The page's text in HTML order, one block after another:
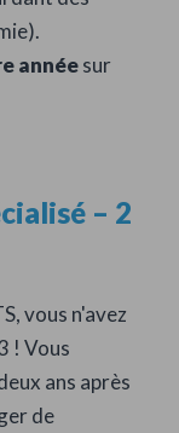
annéesur
– 2
vous n'avez
! Vous
ans après
de